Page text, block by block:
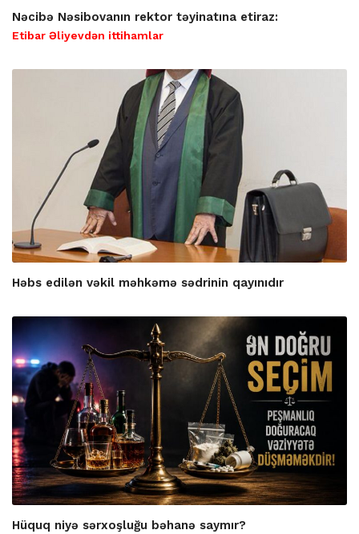
Nəcibə Nəsibovanın rektor təyinatına etiraz:
Etibar Əliyevdən ittihamlar
Həbs edilən vəkil məhkəmə sədrinin qayınıdır
Hüquq niyə sərxoşluğu bəhanə saymır?